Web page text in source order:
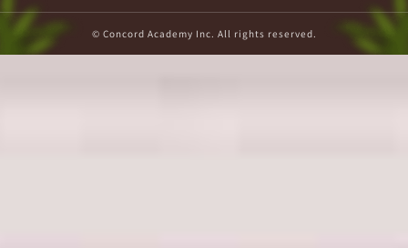
© Concord Academy Inc. All rights reserved.